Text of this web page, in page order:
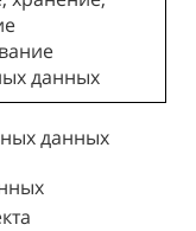
данных
данных